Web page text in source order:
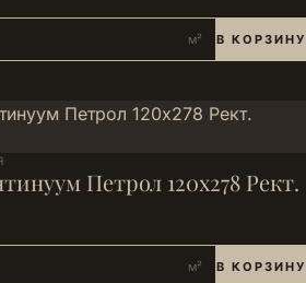
м² В КОРЗИНУ
Петрол 120х278 Рект.
м² В КОРЗИНУ